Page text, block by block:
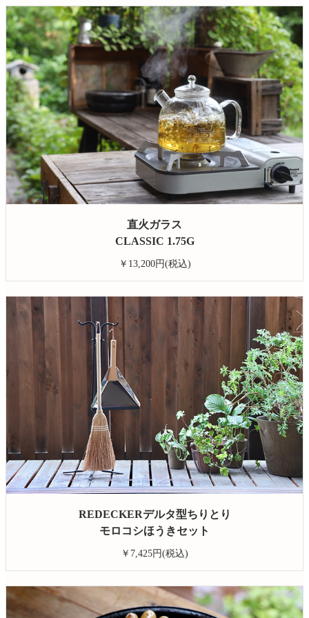
直火ガラス
CLASSIC 1.75G
￥13,200円(税込)
REDECKERデルタ型ちりとり
モロコシほうきセット
￥7,425円(税込)